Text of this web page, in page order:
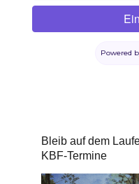
Powered
Bleib auf dem
KBF-Termine